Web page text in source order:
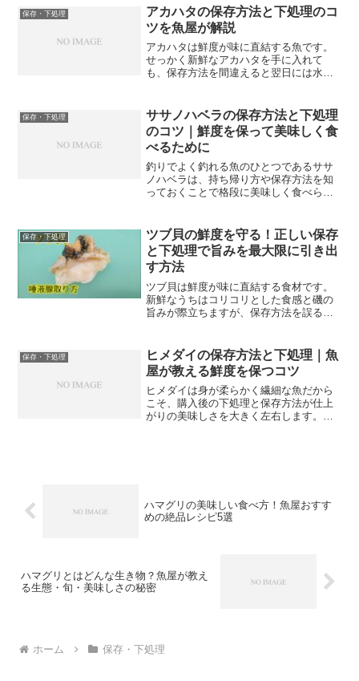
今回は魚屋の現場での経験をもとに、キ
ハダマグロの正しい下処...
保存・下処理
アカハタの保存方法と下処理のコ
ツを魚屋が解説
アカハタは鮮度が味に直結する魚です。
せっかく新鮮なアカハタを手に入れて
も、保存方法を間違えると翌日には水っ
知識をもとに、アカハタを最後まで美味
しく食べるための保存方法と...
保存・下処理
ササノハベラの保存方法と下処理
のコツ｜鮮度を保って美味しく食
べるために
釣りでよく釣れる魚のひとつであるササ
ノハベラは、持ち帰り方や保存方法を知
っておくことで格段に美味しく食べられ
ている。どれだけ上手に捌いても、鮮度
が落ちた状態の魚では本来...
保存・下処理
ツブ貝の鮮度を守る！正しい保存
と下処理で旨みを最大限に引き出
す方法
ツブ貝は鮮度が味に直結する食材です。
新鮮なうちはコリコリとした食感と磯の
旨みが際立ちますが、保存方法を誤ると
り除去することが安全に食べるうえで欠
かせません。今回は魚屋の...
保存・下処理
ヒメダイの保存方法と下処理｜魚
屋が教える鮮度を保つコツ
ヒメダイは身が柔らかく繊細な魚だから
こそ、購入後の下処理と保存方法が仕上
がりの美味しさを大きく左右します。魚
ハマグリの美味しい食べ方！魚屋おすす
めの絶品レシピ5選
ハマグリとはどんな生き物？魚屋が教え
る生態・旬・美味しさの秘密
ホーム 保存・下処理